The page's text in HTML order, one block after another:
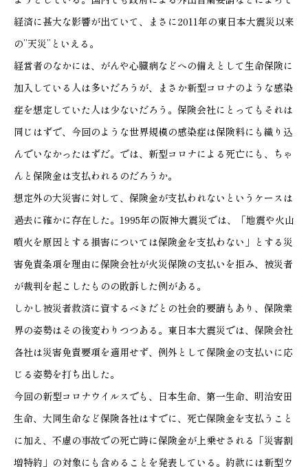
経済に甚大な影響が出ていて、まさに2011年の東日本大震災以来
の”天災”といえる。
経営者のなかには、がんや心臓病などへの備えとして生命保険に
加入している人は多いだろうが、まさか新型コロナのような感染
症を想定していた人は少ないだろう。保険会社にとってもそれは
同じはずで、今回のような世界規模の感染症は保険料にも織り込
んでいなかったはずだ。では、新型コロナによる死亡にも、ちゃ
んと保険金は支払われるのだろうか。
想定外の大災害に対して、保険金が支払われないというケースは
過去に確かに存在した。1995年の阪神大震災では、「地震や火山
噴火を原因とする損害については保険金を支払わない」とする災
害免責条項を理由に保険会社が火災保険の支払いを拒み、被災者
が裁判を起こしたものの敗訴した例がある。
しかし被災者救済に資するべきだとの社会的要請もあり、保険業
界の姿勢はその後変わりつつある。東日本大震災では、保険会社
各社は災害免責要項を適用せず、例外として保険金の支払いに応
じる姿勢を打ち出した。
今回の新型コロナウイルスでも、日本生命、第一生命、明治安田
生命、大同生命など保険各社はすでに、死亡保険金を支払うこと
に加え、不慮の事故での死亡時に保険金が上乗せされる「災害割
増特約」の対象にも含めることを発表している。約款には新型ウ